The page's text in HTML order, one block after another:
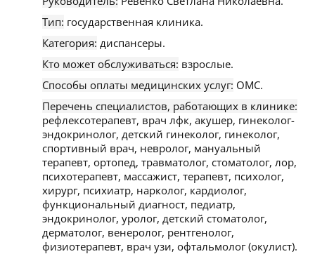
Тип: государственная клиника.
Категория: диспансеры.
Кто может обслуживаться: взрослые.
Способы оплаты медицинских услуг: ОМС.
Перечень специалистов, работающих в клинике:
рефлексотерапевт, врач лфк, акушер, гинеколог-
эндокринолог, детский гинеколог, гинеколог,
спортивный врач, невролог, мануальный
терапевт, ортопед, травматолог, стоматолог, лор,
психотерапевт, массажист, терапевт, психолог,
хирург, психиатр, нарколог, кардиолог,
функциональный диагност, педиатр,
эндокринолог, уролог, детский стоматолог,
дерматолог, венеролог, рентгенолог,
физиотерапевт, врач узи, офтальмолог (окулист).